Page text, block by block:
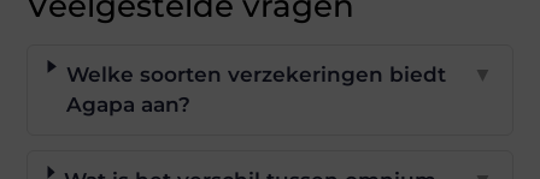
Welke soorten verzekeringen biedt
Agapa aan?
▼